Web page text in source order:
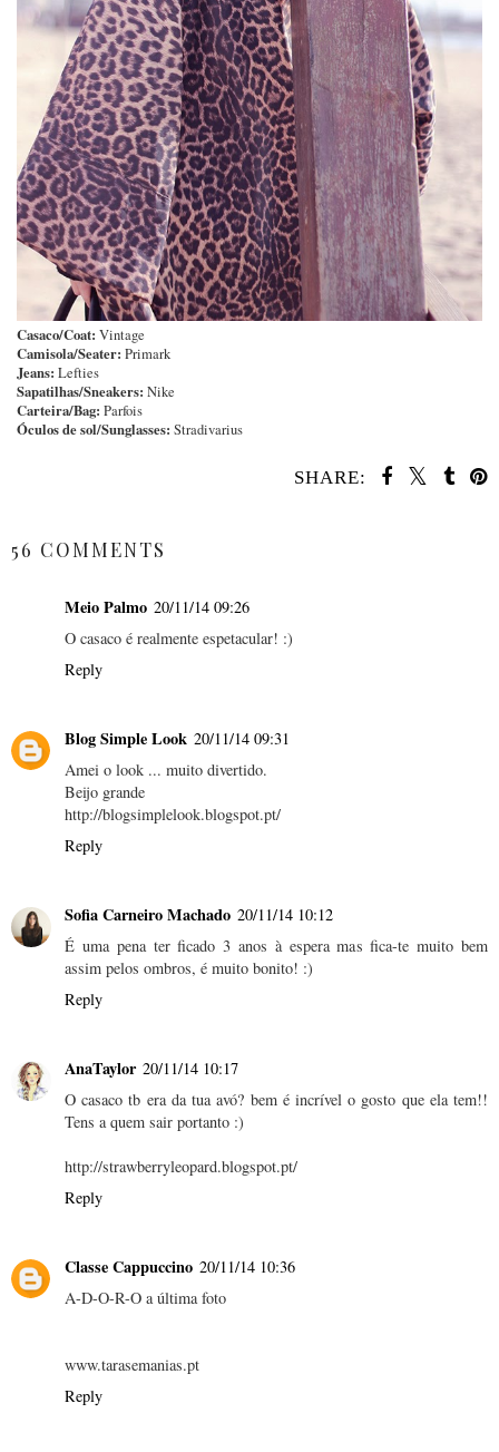
Casaco/Coat: Vintage
Camisola/Seater: Primark
Jeans: Lefties
Sapatilhas/Sneakers: Nike
Carteira/Bag: Parfois
Óculos de sol/Sunglasses: Stradivarius
SHARE:
56 COMMENTS
Meio Palmo 20/11/14 09:26
O casaco é realmente espetacular! :)
Reply
Blog Simple Look 20/11/14 09:31
Amei o look ... muito divertido.
Beijo grande
http://blogsimplelook.blogspot.pt/
Reply
Sofia Carneiro Machado 20/11/14 10:12
É uma pena ter ficado 3 anos à espera mas fica-te muito bem
assim pelos ombros, é muito bonito! :)
Reply
AnaTaylor 20/11/14 10:17
O casaco tb era da tua avó? bem é incrível o gosto que ela tem!!
Tens a quem sair portanto :)
http://strawberryleopard.blogspot.pt/
Reply
Classe Cappuccino 20/11/14 10:36
A-D-O-R-O a última foto
www.tarasemanias.pt
Reply